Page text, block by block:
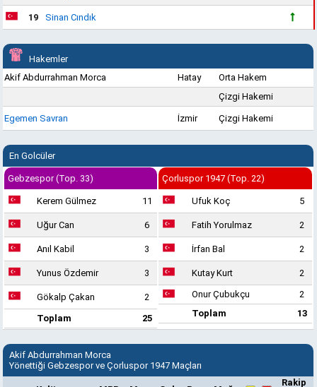
19 Sinan Cındık
Hakemler
Akif Abdurrahman Morca
Hatay
Orta Hakem
Çizgi Hakemi
Egemen Savran İzmir Çizgi Hakemi
En Golcüler
Gebzespor (Top. 33)
Kerem Gülmez 11
Uğur Can 6
Anıl Kabil 3
Yunus Özdemir 3
Gökalp Çakan
2
Toplam
25
Çorluspor 1947 (Top. 22)
Ufuk Koç 5
Fatih Yorulmaz 2
İrfan Bal 2
Kutay Kurt
2
Onur Çubukçu
2
Toplam
13
Akif Abdurrahman Morca
Yönettiği Gebzespor ve Çorluspor 1947 Maçları
Rakip